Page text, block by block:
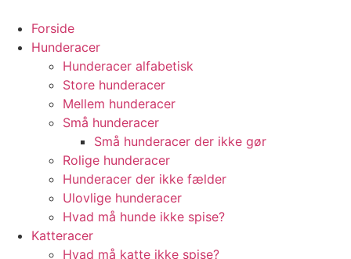
indhold
Forside
Hunderacer
Hunderacer alfabetisk
Store hunderacer
Mellem hunderacer
Små hunderacer
Små hunderacer der ikke gør
Rolige hunderacer
Hunderacer der ikke fælder
Ulovlige hunderacer
Hvad må hunde ikke spise?
Katteracer
Hvad må katte ikke spise?